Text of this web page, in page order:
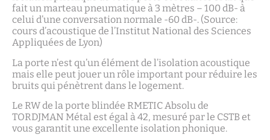
fait un marteau pneumatique à 3 mètres – 100 dB- à
celui d’une conversation normale -60 dB-. (Source:
cours d’acoustique de l’Institut National des Sciences
Appliquées de Lyon)
La porte n’est qu’un élément de l’isolation acoustique
mais elle peut jouer un rôle important pour réduire les
bruits qui pénètrent dans le logement.
Le RW de la porte blindée RMETIC Absolu de
TORDJMAN Métal est égal à 42, mesuré par le CSTB et
vous garantit une excellente isolation phonique.